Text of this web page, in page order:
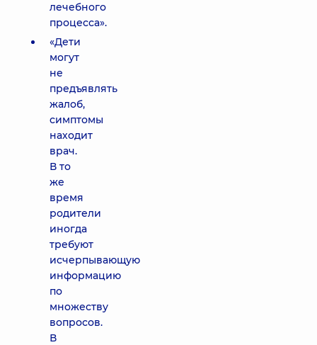
лечебного
процесса».
«Дети
могут
не
предъявлять
жалоб,
симптомы
находит
врач.
В то
же
время
родители
иногда
требуют
исчерпывающую
информацию
по
множеству
вопросов.
В